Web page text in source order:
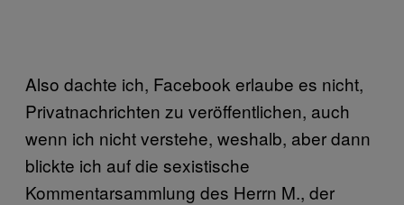
Also dachte ich, Facebook erlaube es nicht,
Privatnachrichten zu veröffentlichen, auch
wenn ich nicht verstehe, weshalb, aber dann
blickte ich auf die sexistische
Kommentarsammlung des Herrn M., der